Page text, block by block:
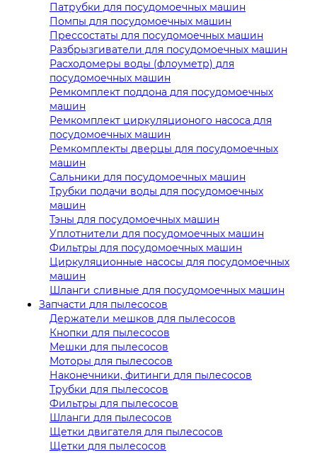
Патрубки для посудомоечных машин
Помпы для посудомоечных машин
Прессостаты для посудомоечных машин
Разбрызгиватели для посудомоечных машин
Расходомеры воды (флоуметр) для
посудомоечных машин
Ремкомплект поддона для посудомоечных
машин
Ремкомплект циркуляционого насоса для
посудомоечных машин
Ремкомплекты дверцы для посудомоечных
машин
Сальники для посудомоечных машин
Трубки подачи воды для посудомоечных
машин
Тэны для посудомоечных машин
Уплотнители для посудомоечных машин
Фильтры для посудомоечных машин
Циркуляционные насосы для посудомоечных
машин
Шланги сливные для посудомоечных машин
Запчасти для пылесосов
Держатели мешков для пылесосов
Кнопки для пылесосов
Мешки для пылесосов
Моторы для пылесосов
Наконечники, фитинги для пылесосов
Трубки для пылесосов
Фильтры для пылесосов
Шланги для пылесосов
Щетки двигателя для пылесосов
Щетки для пылесосов